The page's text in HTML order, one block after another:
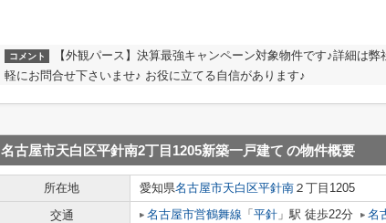
コメント
【外観パース】決算最強キャンペーン対象物件です♪詳細は
軽にお問合せ下さいませ♪ お役に立てる自信があります♪
名古屋市天白区平針南2丁目1205新築一戸建て の物件概要
所在地 愛知県名古屋市天白区平針南 ２丁目1205
交通
名古屋市営鶴舞線 「 平針 」駅 徒歩22分 名